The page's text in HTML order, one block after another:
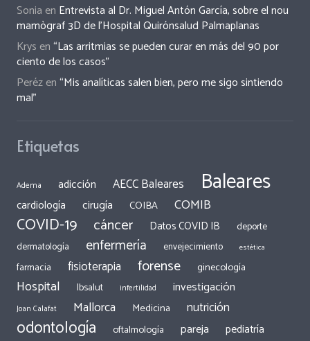
Sonia en Entrevista al Dr. Miguel Antón García, sobre el nou
mamògraf 3D de l’Hospital Quirónsalud Palmaplanas
Krys en“Las arritmias se pueden curar en más del 90 por
ciento de los casos”
Perézen“Mis analíticas salen bien, pero me sigo sintiendo
mal”
Etiquetas
Adema adicción AECC Baleares Baleares
cardiología cirugía COIBA COMIB
COVID-19 cáncer Datos COVID IB
deporte
dermatología
enfermería envejecimiento estética
farmacia fisioterapia forense ginecología
Hospital Ibsalut infertilidad investigación
Joan Calafat Mallorca Medicina nutrición
odontología oftalmología pareja pediatría